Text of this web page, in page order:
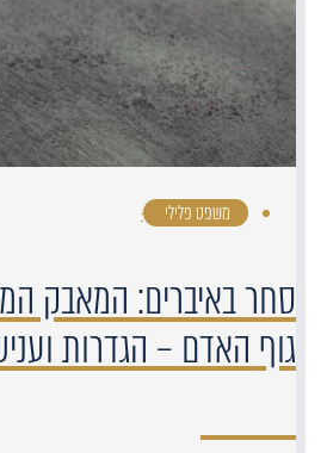
משפט פלילי ·
סחר באיברים: המאבק
גוף האדם – הגדרות